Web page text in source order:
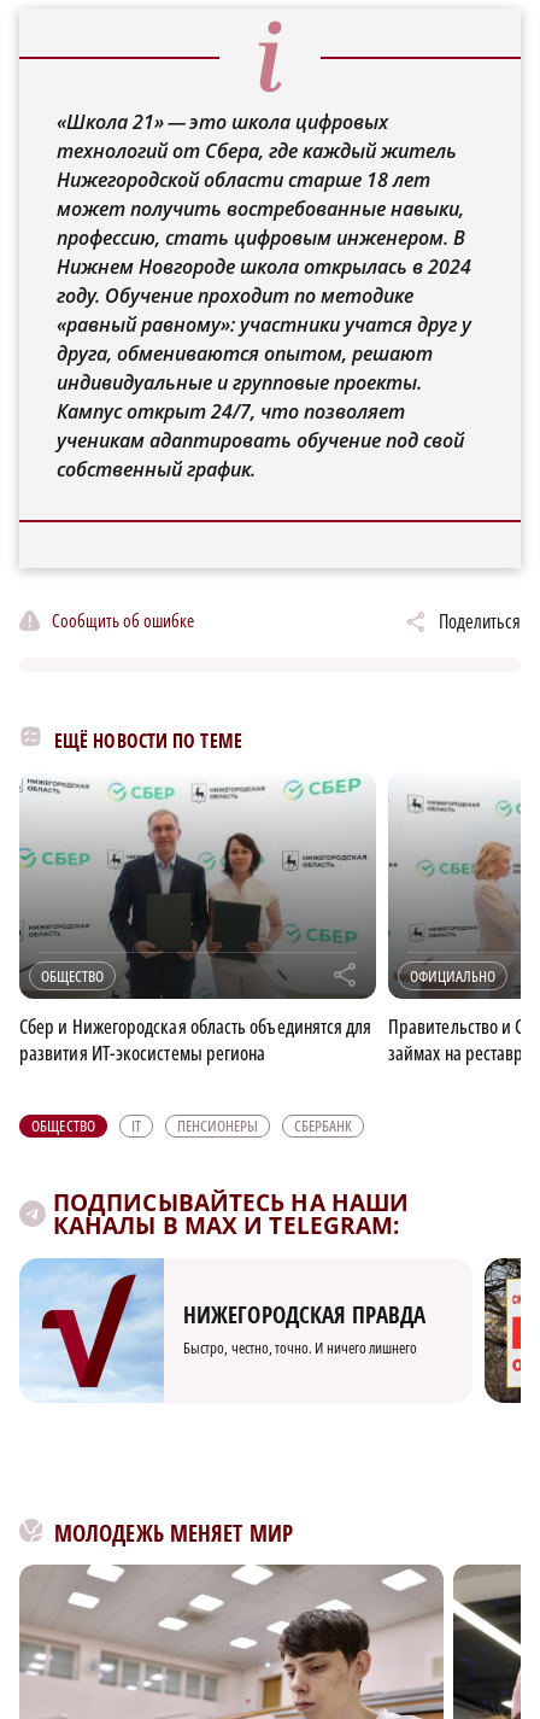
«Школа 21» — это школа цифровых
технологий от Сбера, где каждый житель
Нижегородской области старше 18 лет
может получить востребованные навыки,
профессию, стать цифровым инженером. В
Нижнем Новгороде школа открылась в 2024
году. Обучение проходит по методике
«равный равному»: участники учатся друг у
друга, обмениваются опытом, решают
индивидуальные и групповые проекты.
Кампус открыт 24/7, что позволяет
ученикам адаптировать обучение под свой
собственный график.
Сообщить об ошибке Поделиться
ЕЩЁ НОВОСТИ ПО ТЕМЕ
ОБЩЕСТВО r
Сбер и Нижегородская область объединятся для
развития ИТ-экосистемы региона
ОФИЦИАЛЬНО
Правительство и
займах на
ОБЩЕСТВО IT ПЕНСИОНЕРЫ СБЕРБАНК
ПОДПИСЫВАЙТЕСЬ НА НАШИ
КАНАЛЫ В MAX И TELEGRAM:
НИЖЕГОРОДСКАЯ ПРАВДА
Быстро, честно, точно. И ничего лишнего
МОЛОДЕЖЬ МЕНЯЕТ МИР